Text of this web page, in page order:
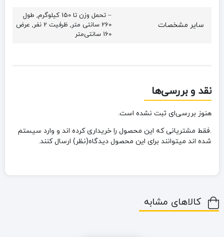
سایر مشخصات
– تحمل وزن تا 150 کیلوگرم, طول
260 سانتی متر, ظرفیت 2 نفر, عرض
160 سانتی‌متر
نقد و بررسی‌ها
هنوز بررسی‌ای ثبت نشده است.
.فقط مشتریانی که این محصول را خریداری کرده اند و وارد سیستم
شده اند میتوانند برای این محصول دیدگاه(نظر) ارسال کنند.
کالاهای مشابه